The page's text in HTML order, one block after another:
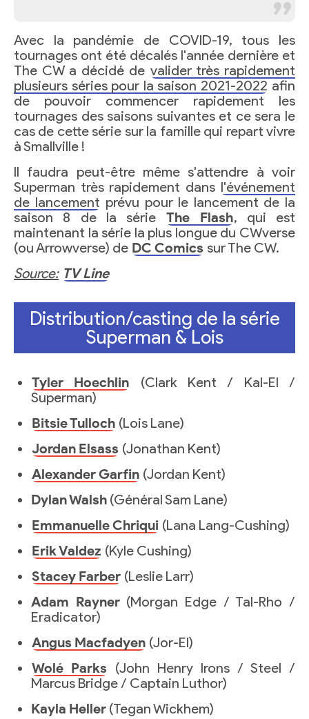
Avec la pandémie de COVID-19, tous les
tournages ont été décalés l'année dernière et
The CW a décidé de valider très rapidement
plusieurs séries pour la saison 2021-2022 afin
de pouvoir commencer rapidement les
tournages des saisons suivantes et ce sera le
cas de cette série sur la famille qui repart vivre
à Smallville !
Il faudra peut-être même s'attendre à voir
Superman très rapidement dans l'événement
de lancement prévu pour le lancement de la
saison 8 de la série The Flash, qui est
maintenant la série la plus longue du CWverse
(ou Arrowverse) de DC Comics sur The CW.
Source: TV Line
Distribution/casting de la série
Superman & Lois
Tyler Hoechlin (Clark Kent / Kal-El /
Superman)
Bitsie Tulloch (Lois Lane)
Jordan Elsass (Jonathan Kent)
Alexander Garfin (Jordan Kent)
Dylan Walsh (Général Sam Lane)
Emmanuelle Chriqui (Lana Lang-Cushing)
Erik Valdez (Kyle Cushing)
Stacey Farber (Leslie Larr)
Adam Rayner(Morgan Edge / Tal-Rho /
Eradicator)
Angus Macfadyen (Jor-El)
Wolé Parks (John Henry Irons / Steel /
Marcus Bridge / Captain Luthor)
Kayla Heller (Tegan Wickhem)